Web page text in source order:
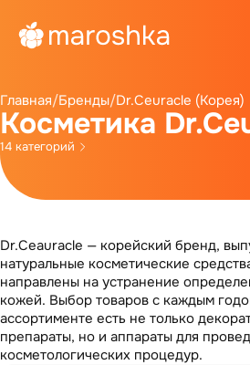
Главная/Бренды/Dr.Ceuracle (Корея)
Косметика
14 категорий
Dr.Ceauracle — корейский бренд,
натуральные косметические
направлены на устранение
кожей. Выбор товаров с каждым
ассортименте есть не только
препараты, но и аппараты для
косметологических процедур.